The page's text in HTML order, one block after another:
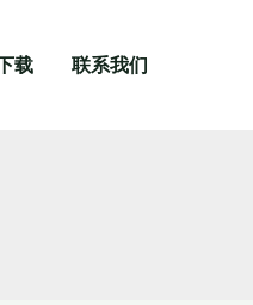
载 联系我们